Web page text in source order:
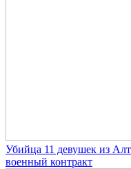
Убийца 11 девушек из
военный контракт